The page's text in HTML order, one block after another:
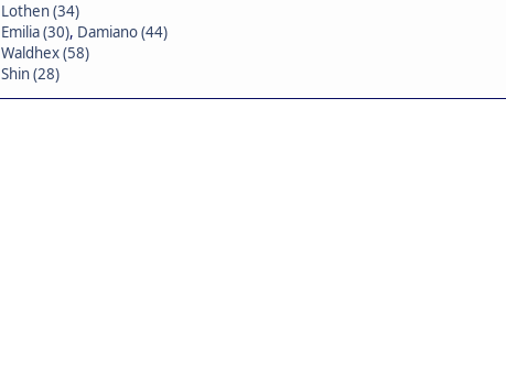
Lothen (34)
Emilia (30), Damiano (44)
Waldhex (58)
Shin (28)